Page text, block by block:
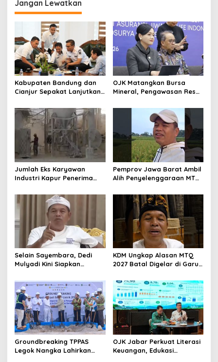
Jangan Lewatkan
Kabupaten Bandung dan
Cianjur Sepakat Lanjutkan
Percepat Pertumbuhan
Ekonomi Daerah
OJK Matangkan Bursa
Mineral, Pengawasan Resmi
Jumlah Eks Karyawan
Industri Kapur Penerima
Bertambah, KDM: Kita
Identifikasi
Pemprov Jawa Barat Ambil
Alih Penyelenggaraan MTQ
Jadi Tuan Rumah
Selain Sayembara, Dedi
Mulyadi Kini Siapkan
Sebarkan Lokasi Penjualan
Narkotika
KDM Ungkap Alasan MTQ
2027 Batal Digelar di Garut,
Groundbreaking TPPAS
Legok Nangka Lahirkan
OJK Jabar Perkuat Literasi
Keuangan, Edukasi